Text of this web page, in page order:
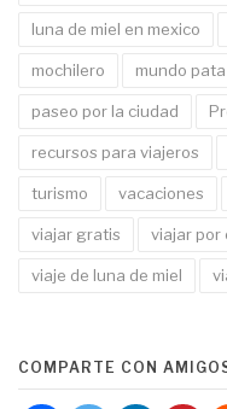
luna de miel en mexico
mochilero mundo
paseo por la ciudad
recursos para viajeros
turismo vacaciones
viajar gratis viajar por
viaje de luna de miel
COMPARTE CON